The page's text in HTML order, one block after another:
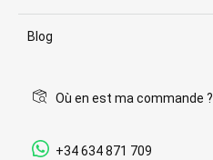
Blog
Où en est ma commande ?
+34 634 871 709